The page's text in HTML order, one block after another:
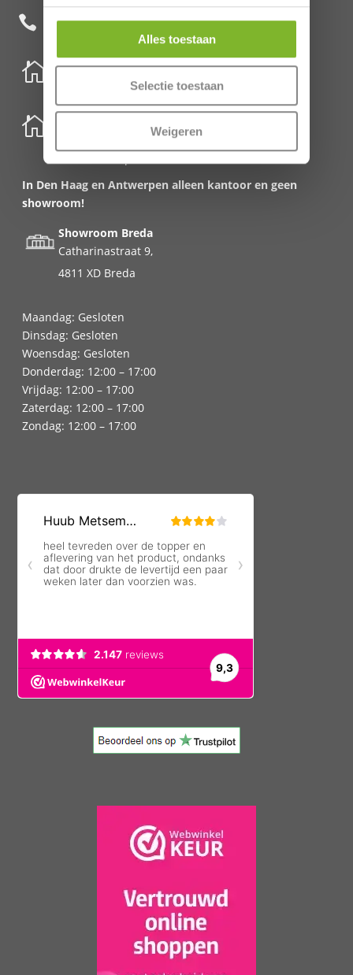
Alles toestaan
Selectie toestaan
Weigeren
 +31 85 482 0020

Nederland
Schenkkade 50k
2595 AR Den Haag

In Den Haag en Antwerpen alleen kantoor en geen
showroom!
Showroom Breda
Catharinastraat 9,
4811 XD Breda
Maandag: Gesloten
Dinsdag: Gesloten
Woensdag: Gesloten
Donderdag: 12:00 – 17:00
Vrijdag: 12:00 – 17:00
Zaterdag: 12:00 – 17:00
Zondag: 12:00 – 17:00